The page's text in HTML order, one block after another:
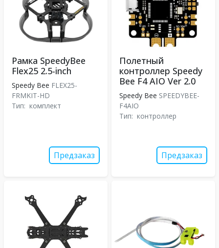
Рамка SpeedyBee
Flex25 2.5-inch
Speedy Bee FLEX25-
FRMKIT-HD
Тип: комплект
Предзаказ
Полетный
контроллер Speedy
Bee F4 AIO Ver 2.0
Speedy Bee SPEEDYBEE-
F4AIO
Тип: контроллер
Предзаказ